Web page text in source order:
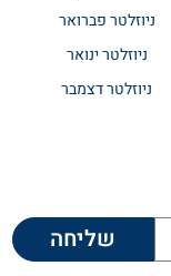
ניוזלטר פברואר
ניוזלטר ינואר
ניוזלטר דצמבר
שליחה